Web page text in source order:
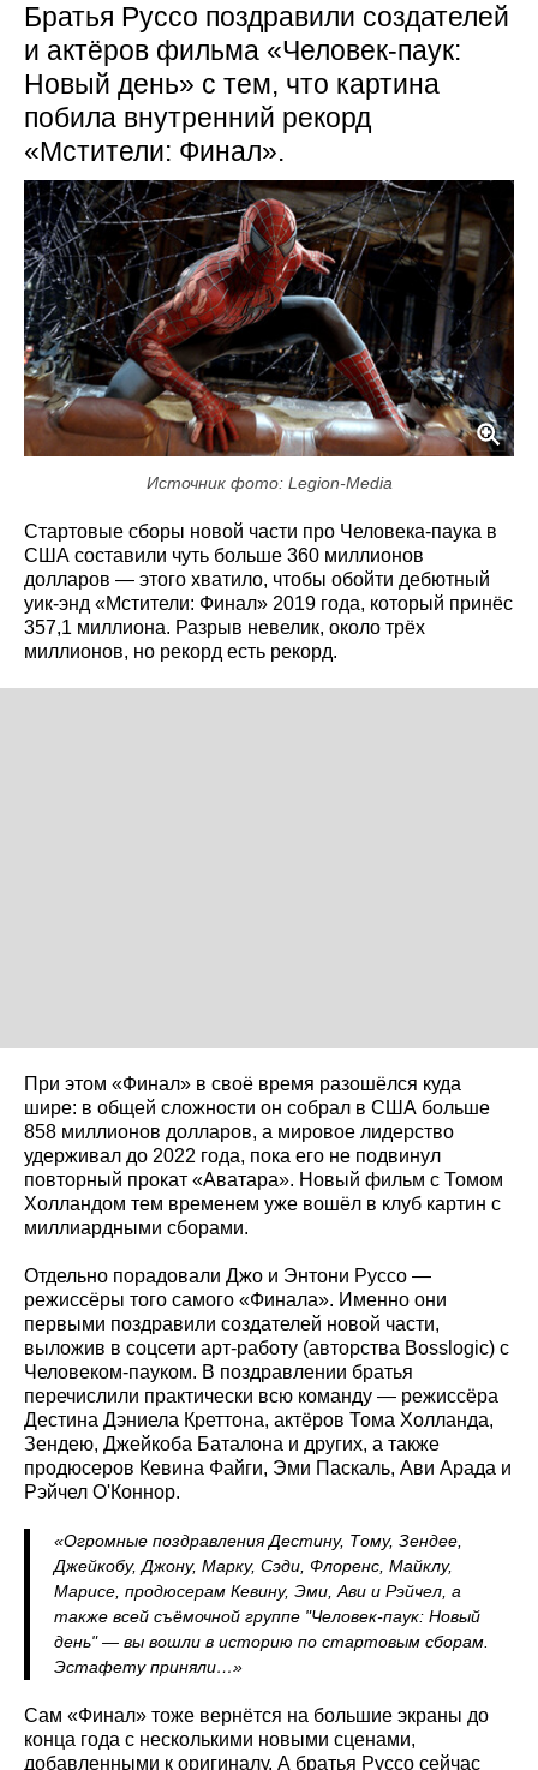
Братья Руссо поздравили создателей
и актёров фильма «Человек-паук:
Новый день» с тем, что картина
побила внутренний рекорд
«Мстители: Финал».
Источник фото: Legion-Media
Стартовые сборы новой части про Человека-паука в
США составили чуть больше 360 миллионов
долларов — этого хватило, чтобы обойти дебютный
уик-энд «Мстители: Финал» 2019 года, который принёс
357,1 миллиона. Разрыв невелик, около трёх
миллионов, но рекорд есть рекорд.
При этом «Финал» в своё время разошёлся куда
шире: в общей сложности он собрал в США больше
858 миллионов долларов, а мировое лидерство
удерживал до 2022 года, пока его не подвинул
повторный прокат «Аватара». Новый фильм с Томом
Холландом тем временем уже вошёл в клуб картин с
миллиардными сборами.
Отдельно порадовали Джо и Энтони Руссо —
режиссёры того самого «Финала». Именно они
первыми поздравили создателей новой части,
выложив в соцсети арт-работу (авторства Bosslogic) с
Человеком-пауком. В поздравлении братья
перечислили практически всю команду — режиссёра
Дестина Дэниела Креттона, актёров Тома Холланда,
Зендею, Джейкоба Баталона и других, а также
продюсеров Кевина Файги, Эми Паскаль, Ави Арада и
Рэйчел О'Коннор.
«Огромные поздравления Дестину, Тому, Зендее,
Джейкобу, Джону, Марку, Сэди, Флоренс, Майклу,
Марисе, продюсерам Кевину, Эми, Ави и Рэйчел, а
также всей съёмочной группе "Человек-паук: Новый
день" — вы вошли в историю по стартовым сборам.
Эстафету приняли…»
Сам «Финал» тоже вернётся на большие экраны до
конца года с несколькими новыми сценами,
добавленными к оригиналу. А братья Руссо сейчас